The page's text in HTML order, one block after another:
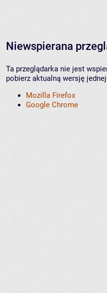
Niewspierana
Ta przeglądarka nie jest
pobierz aktualną wersję
Mozilla Firefox
Google Chrome